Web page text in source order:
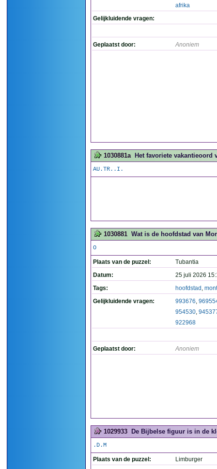
afrika
Gelijkluidende vragen:
Geplaatst door: Anoniem
1030881a Het favoriete vakantieoord
AU.TR..I.
1030881 Wat is de hoofdstad van
O
Plaats van de puzzel:
Tubantia
Datum:
25 juli 2026
Tags:
hoofdstad ,
Gelijkluidende vragen:
993676,
954530,
922968
Geplaatst door: Anoniem
1029933 De Bijbelse figuur is in de
.D.M
Plaats van de puzzel:
Limburger